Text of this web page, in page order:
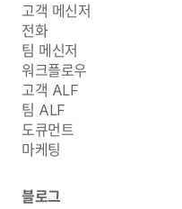
고객 메신저
전화
팀 메신저
워크플로우
고객 ALF
팀 ALF
도큐먼트
마케팅
블로그